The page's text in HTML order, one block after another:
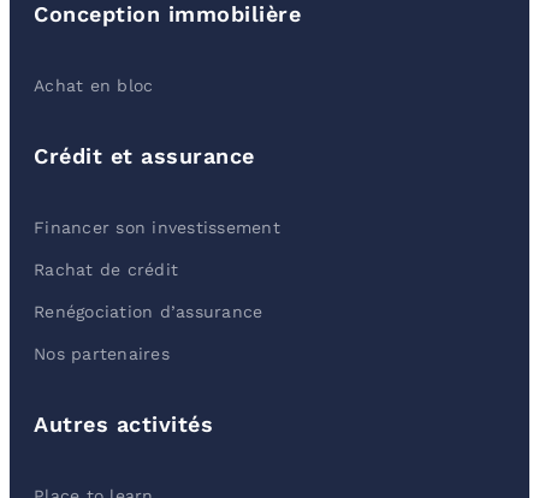
Conception immobilière
Achat en bloc
Crédit et assurance
Financer son investissement
Rachat de crédit
Renégociation d’assurance
Nos partenaires
Autres activités